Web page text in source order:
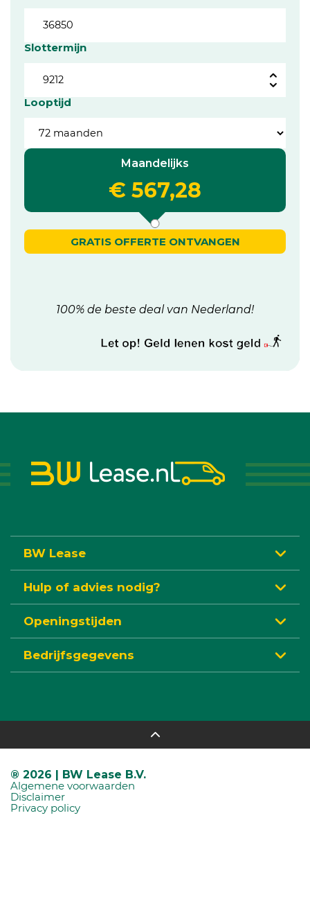
Slottermijn
Looptijd
Maandelijks
€ 567,28
GRATIS OFFERTE ONTVANGEN
100% de beste deal van Nederland!
BW Lease
Hulp of advies nodig?
Openingstijden
Bedrijfsgegevens
® 2026 | BW Lease B.V.
Algemene voorwaarden
Disclaimer
Privacy policy